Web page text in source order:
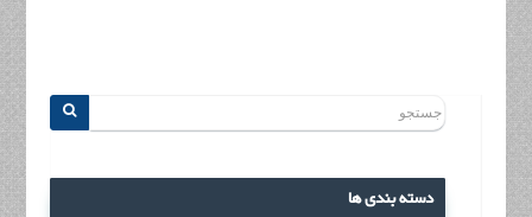
دسته بندی ها